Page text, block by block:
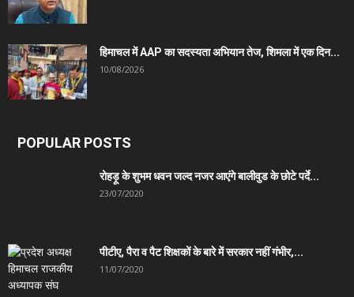
हिमाचल में AAP का सदस्यता अभियान तेज, शिमला में एक दिन...
10/08/2026
POPULAR POSTS
रोहड़ू के शुभम धवन जल्द नजर आएंगे बालीवुड के छोटे पर्दे...
23/07/2020
पीटीए, पैरा व पैट शिक्षकों के बारे में सरकार नहीं गंभीर,...
11/07/2020